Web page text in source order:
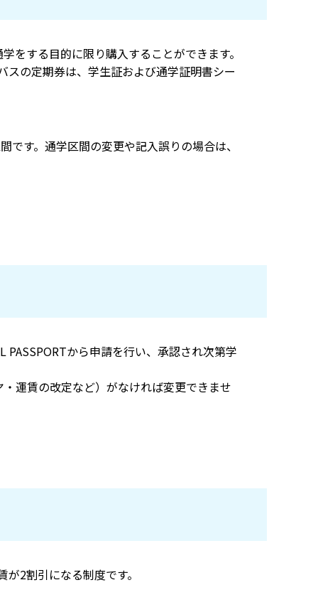
をする目的に限り購入することができます。
の定期券は、学生証および通学証明書シー
す。通学区間の変更や記入誤りの場合は、
から申請を行い、承認され次第学
運賃の改定など）がなければ変更できませ
2割引になる制度です。